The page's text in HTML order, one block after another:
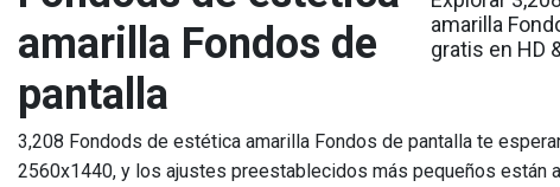
amarilla Fondos de
pantalla
amarilla
gratis en HD
3,208 Fondods de estética amarilla Fondos de pantalla te
2560x1440, y los ajustes preestablecidos más pequeños están